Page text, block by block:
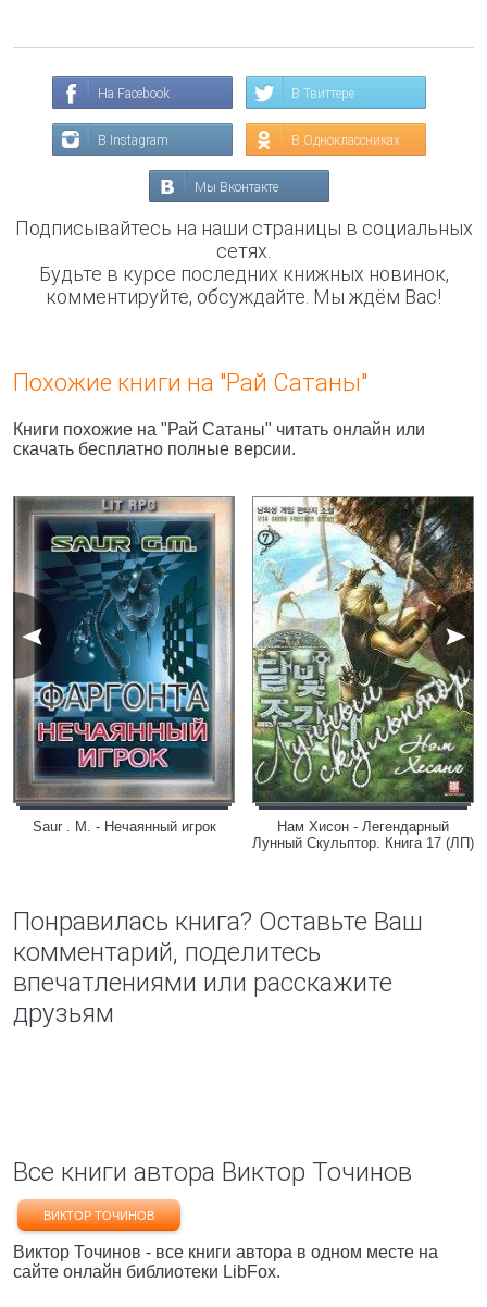
На Facebook В Твиттере
В Instagram В Одноклассниках
Мы Вконтакте
Подписывайтесь на наши страницы в социальных
сетях.
Будьте в курсе последних книжных новинок,
комментируйте, обсуждайте. Мы ждём Вас!
Похожие книги на "Рай Сатаны"
Книги похожие на "Рай Сатаны" читать онлайн или
скачать бесплатно полные версии.
Saur . M. - Нечаянный игрок
Нам Хисон - Легендарный
Лунный Скульптор. Книга 17 (ЛП)
Понравилась книга? Оставьте Ваш
комментарий, поделитесь
впечатлениями или расскажите
друзьям
Все книги автора Виктор Точинов
ВИКТОР ТОЧИНОВ
Виктор Точинов - все книги автора в одном месте на
сайте онлайн библиотеки LibFox.